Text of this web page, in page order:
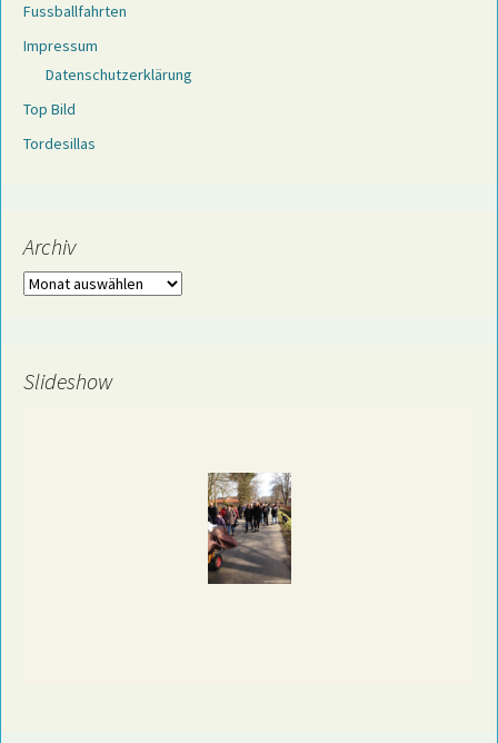
Fussballfahrten
Impressum
Datenschutzerklärung
Top Bild
Tordesillas
Archiv
Archiv
Slideshow